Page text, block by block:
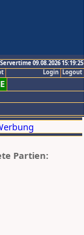
Servertime 09.08.2026 15:19:25
Logout
Login
Partien: